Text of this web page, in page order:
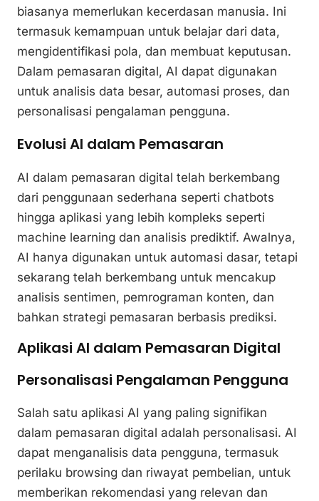
biasanya memerlukan kecerdasan manusia. Ini
termasuk kemampuan untuk belajar dari data,
mengidentifikasi pola, dan membuat keputusan.
Dalam pemasaran digital, AI dapat digunakan
untuk analisis data besar, automasi proses, dan
personalisasi pengalaman pengguna.
Evolusi AI dalam Pemasaran
AI dalam pemasaran digital telah berkembang
dari penggunaan sederhana seperti chatbots
hingga aplikasi yang lebih kompleks seperti
machine learning dan analisis prediktif. Awalnya,
AI hanya digunakan untuk automasi dasar, tetapi
sekarang telah berkembang untuk mencakup
analisis sentimen, pemrograman konten, dan
bahkan strategi pemasaran berbasis prediksi.
Aplikasi AI dalam Pemasaran Digital
Personalisasi Pengalaman Pengguna
Salah satu aplikasi AI yang paling signifikan
dalam pemasaran digital adalah personalisasi. AI
dapat menganalisis data pengguna, termasuk
perilaku browsing dan riwayat pembelian, untuk
memberikan rekomendasi yang relevan dan